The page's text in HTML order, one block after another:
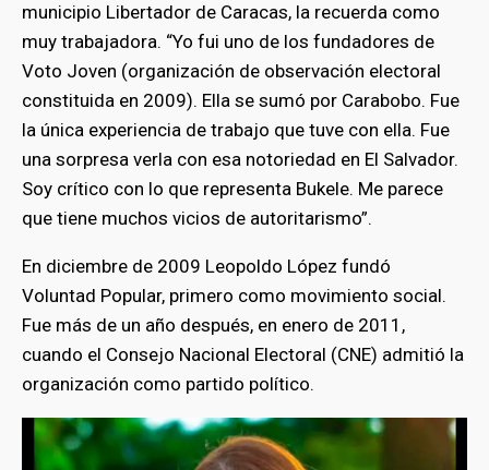
municipio Libertador de Caracas, la recuerda como
muy trabajadora. “Yo fui uno de los fundadores de
Voto Joven (organización de observación electoral
constituida en 2009). Ella se sumó por Carabobo. Fue
la única experiencia de trabajo que tuve con ella. Fue
una sorpresa verla con esa notoriedad en El Salvador.
Soy crítico con lo que representa Bukele. Me parece
que tiene muchos vicios de autoritarismo”.
En diciembre de 2009 Leopoldo López fundó
Voluntad Popular, primero como movimiento social.
Fue más de un año después, en enero de 2011,
cuando el Consejo Nacional Electoral (CNE) admitió la
organización como partido político.